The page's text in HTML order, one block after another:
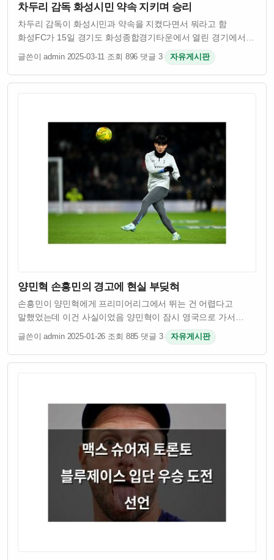
차두리 감독 화성시민 약속 지키며 승리
차두리 감독이 화성시민과 약속을 지켰다면서 뭐라고 함
화성FC가 15일 경기도 화성종합경기타운에서 열린 경기에서
승리를 거뒀음 차두리 감독이 이끄는 팀이었고 시민들이
기대했던 결과였다고 함 원래 차두리 감독은 화성시민들에게
승리를 약속했었다고 하던데 그 약속을 실제로 …
글쓴이 admin·2025-03-11·조회 896·댓글 3· 자유게시판
양민혁 손흥민의 경고에 현실 부딪혀
손흥민이 양민혁에게 프리미어리그에서 뛰는 건 어렵다고
말했었는데 이건 사실이었음 양민혁이 잠시 영국으로 가서
테스트를 받았는데 결과가 좋지 않았다고 함 프리미어리그는
세계 최고 수준의 리그라서 선수들이 들어가기 쉽지 않다는 걸
손흥민이 잘 알고 있었던 거임 양민혁은 어…
글쓴이 admin·2025-01-26·조회 885·댓글 3· 자유게시판